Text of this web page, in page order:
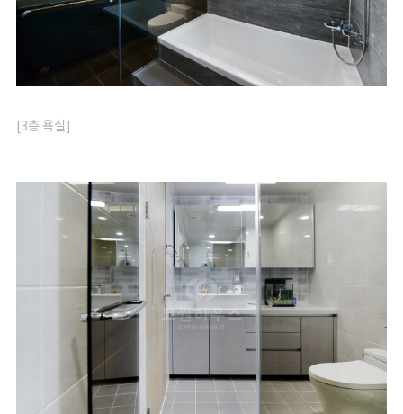
[3층 욕실]